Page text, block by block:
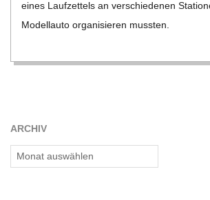
H
M
I
D
eines Lauf­zet­tels an ver­schie­de­nen
Modell­auto orga­ni­sie­ren muss­ten.
ARCHIV
Archiv